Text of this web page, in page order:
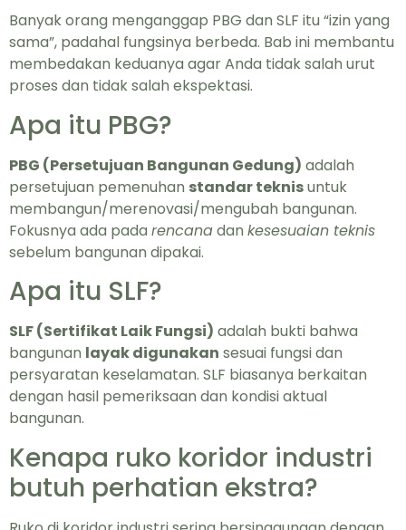
Banyak orang menganggap PBG dan SLF itu “izin yang
sama”, padahal fungsinya berbeda. Bab ini membantu
membedakan keduanya agar Anda tidak salah urut
proses dan tidak salah ekspektasi.
Apa itu PBG?
PBG (Persetujuan Bangunan Gedung) adalah
persetujuan pemenuhan standar teknisuntuk
membangun/merenovasi/mengubah bangunan.
Fokusnya ada pada rencanadan kesesuaian teknis
sebelum bangunan dipakai.
Apa itu SLF?
SLF (Sertifikat Laik Fungsi) adalah bukti bahwa
bangunan layak digunakan sesuai fungsi dan
persyaratan keselamatan. SLF biasanya berkaitan
dengan hasil pemeriksaan dan kondisi aktual
bangunan.
Kenapa ruko koridor industri
butuh perhatian ekstra?